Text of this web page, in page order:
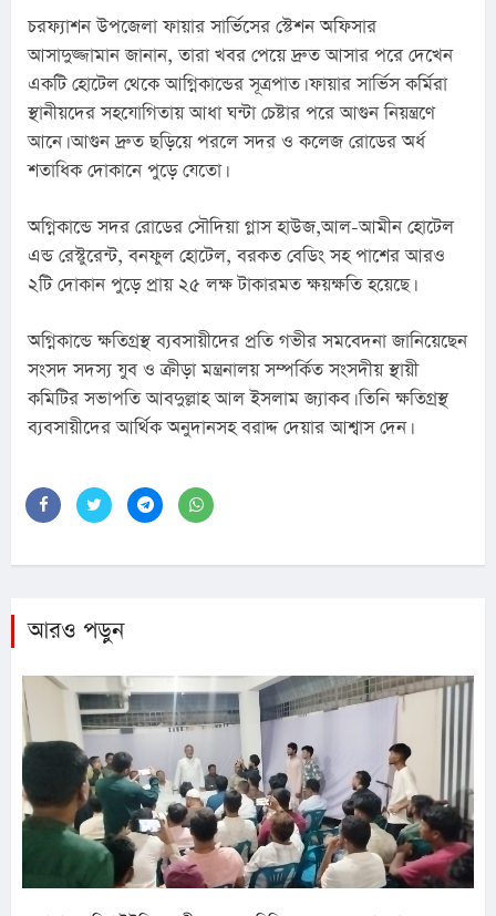
চরফ্যাশন উপজেলা ফায়ার সার্ভিসের স্টেশন অফিসার
আসাদুজ্জামান জানান, তারা খবর পেয়ে দ্রুত আসার পরে দেখেন
একটি হোটেল থেকে আগ্নিকান্ডের সূত্রপাত। ফায়ার সার্ভিস কর্মিরা
স্থানীয়দের সহযোগিতায় আধা ঘন্টা চেষ্টার পরে আগুন নিয়ন্ত্রণে
আনে। আগুন দ্রুত ছড়িয়ে পরলে সদর ও কলেজ রোডের অর্ধ
শতাধিক দোকানে পুড়ে যেতো।
অগ্নিকান্ডে সদর রোডের সৌদিয়া গ্লাস হাউজ,আল-আমীন হোটেল
এন্ড রেস্টুরেন্ট, বনফুল হোটেল, বরকত বেডিং সহ পাশের আরও
২টি দোকান পুড়ে প্রায় ২৫ লক্ষ টাকারমত ক্ষয়ক্ষতি হয়েছে।
অগ্নিকান্ডে ক্ষতিগ্রস্থ ব্যবসায়ীদের প্রতি গভীর সমবেদনা জানিয়েছেন
সংসদ সদস্য যুব ও ক্রীড়া মন্ত্রনালয় সম্পর্কিত সংসদীয় স্থায়ী
কমিটির সভাপতি আবদুল্লাহ আল ইসলাম জ্যাকব। তিনি ক্ষতিগ্রস্থ
ব্যবসায়ীদের আর্থিক অনুদানসহ বরাদ্দ দেয়ার আশ্বাস দেন।
আরও পড়ুন